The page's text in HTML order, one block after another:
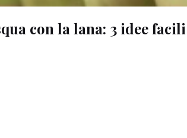
con la lana: 3 idee